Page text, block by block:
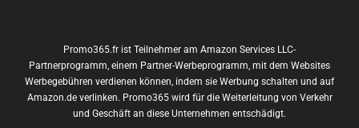
Promo365.fr ist Teilnehmer am Amazon Services LLC-
Partnerprogramm, einem Partner-Werbeprogramm, mit dem Websites
Werbegebühren verdienen können, indem sie Werbung schalten und auf
Amazon.de verlinken. Promo365 wird für die Weiterleitung von Verkehr
und Geschäft an diese Unternehmen entschädigt.